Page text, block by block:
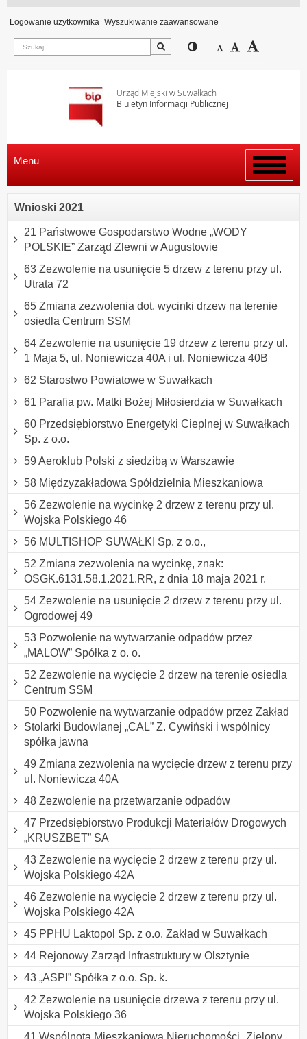
Logowanie użytkownika Wyszukiwanie zaawansowane
Szukaj Przełącz pomiędzy
Zmniejsz
Domyślny
Urząd Miejski w Suwałkach
Biuletyn Informacji Publicznej
Włącz
menu
Menu
Wnioski 2021
21 Państwowe Gospodarstwo Wodne „WODY
POLSKIE” Zarząd Zlewni w Augustowie
63 Zezwolenie na usunięcie 5 drzew z terenu przy ul.
Utrata 72
65 Zmiana zezwolenia dot. wycinki drzew na terenie
osiedla Centrum SSM
64 Zezwolenie na usunięcie 19 drzew z terenu przy ul.
1 Maja 5, ul. Noniewicza 40A i ul. Noniewicza 40B
62 Starostwo Powiatowe w Suwałkach
61 Parafia pw. Matki Bożej Miłosierdzia w Suwałkach
60 Przedsiębiorstwo Energetyki Cieplnej w Suwałkach
Sp. z o.o.
59 Aeroklub Polski z siedzibą w Warszawie
58 Międzyzakładowa Spółdzielnia Mieszkaniowa
56 Zezwolenie na wycinkę 2 drzew z terenu przy ul.
Wojska Polskiego 46
56 MULTISHOP SUWAŁKI Sp. z o.o.,
52 Zmiana zezwolenia na wycinkę, znak:
OSGK.6131.58.1.2021.RR, z dnia 18 maja 2021 r.
54 Zezwolenie na usunięcie 2 drzew z terenu przy ul.
Ogrodowej 49
53 Pozwolenie na wytwarzanie odpadów przez
„MALOW” Spółka z o. o.
52 Zezwolenie na wycięcie 2 drzew na terenie osiedla
Centrum SSM
50 Pozwolenie na wytwarzanie odpadów przez Zakład
Stolarki Budowlanej „CAL” Z. Cywiński i wspólnicy
spółka jawna
49 Zmiana zezwolenia na wycięcie drzew z terenu przy
ul. Noniewicza 40A
48 Zezwolenie na przetwarzanie odpadów
47 Przedsiębiorstwo Produkcji Materiałów Drogowych
„KRUSZBET” SA
43 Zezwolenie na wycięcie 2 drzew z terenu przy ul.
Wojska Polskiego 42A
46 Zezwolenie na wycięcie 2 drzew z terenu przy ul.
Wojska Polskiego 42A
45 PPHU Laktopol Sp. z o.o. Zakład w Suwałkach
44 Rejonowy Zarząd Infrastruktury w Olsztynie
43 „ASPI” Spółka z o.o. Sp. k.
42 Zezwolenie na usunięcie drzewa z terenu przy ul.
Wojska Polskiego 36
41 Wspólnota Mieszkaniowa Nieruchomości „Zielony